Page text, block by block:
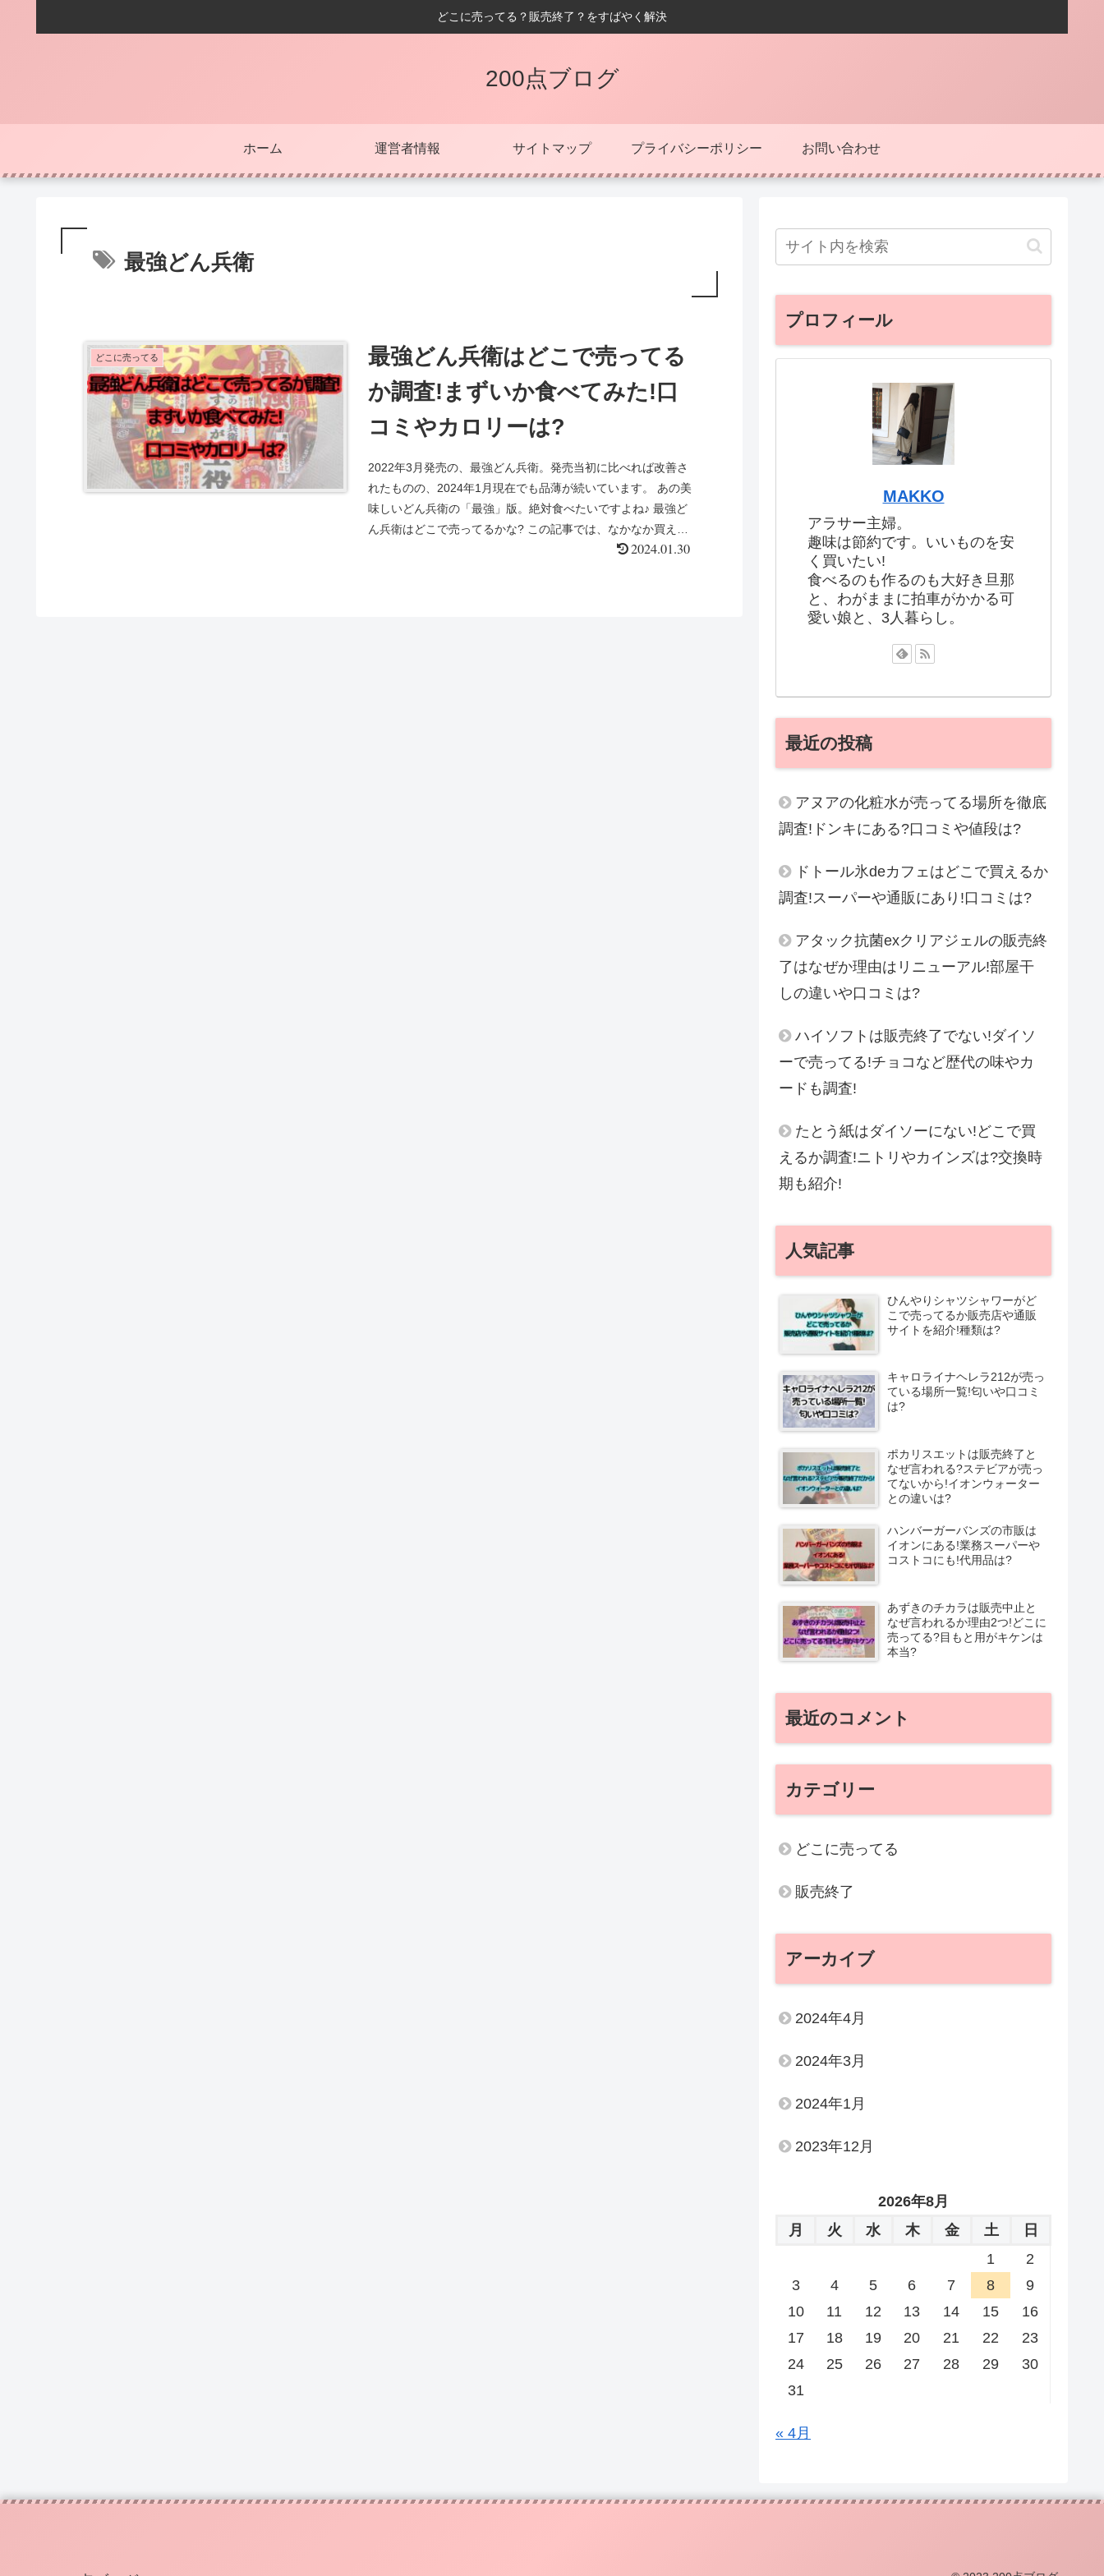
どこに売ってる？販売終了？をすばやく解決
200点ブログ
ホーム 運営者情報 サイトマップ プライバシーポリシー お問い合わせ
最強どん兵衛
どこに売ってる
最強どん兵衛はどこで売ってる
か調査!まずいか食べてみた!口
コミやカロリーは?
2022年3月発売の、最強どん兵衛。発売当初に比べれば改善さ
れたものの、2024年1月現在でも品薄が続いています。 あの美
味しいどん兵衛の「最強」版。絶対食べたいですよね♪ 最強ど
ん兵衛はどこで売ってるかな? この記事では、なかなか買えな
2024.01.30
プロフィール
MAKKO
アラサー主婦。
趣味は節約です。いいものを安
く買いたい!
食べるのも作るのも大好き旦那
と、わがままに拍車がかかる可
愛い娘と、3人暮らし。
最近の投稿
アヌアの化粧水が売ってる場所を徹底
調査!ドンキにある?口コミや値段は?
ドトール氷deカフェはどこで買えるか
調査!スーパーや通販にあり!口コミは?
アタック抗菌exクリアジェルの販売終
了はなぜか理由はリニューアル!部屋干
しの違いや口コミは?
ハイソフトは販売終了でない!ダイソ
ーで売ってる!チョコなど歴代の味やカ
ードも調査!
たとう紙はダイソーにない!どこで買
えるか調査!ニトリやカインズは?交換時
期も紹介!
人気記事
ひんやりシャツシャワーがど
こで売ってるか販売店や通販
サイトを紹介!種類は?
キャロライナヘレラ212が売っ
ている場所一覧!匂いや口コミ
は?
ポカリスエットは販売終了と
なぜ言われる?ステビアが売っ
てないから!イオンウォーター
との違いは?
ハンバーガーバンズの市販は
イオンにある!業務スーパーや
コストコにも!代用品は?
あずきのチカラは販売中止と
なぜ言われるか理由2つ!どこに
売ってる?目もと用がキケンは
本当?
最近のコメント
カテゴリー
どこに売ってる
販売終了
アーカイブ
2024年4月
2024年3月
2024年1月
2023年12月
2026年8月
月
火 水 木 金 土
日
1
2
3
4 5 6 7 8
9
10
11 12 13 14 15
16
17
18 19 20 21 22
23
24
25 26 27 28 29
30
31
« 4月